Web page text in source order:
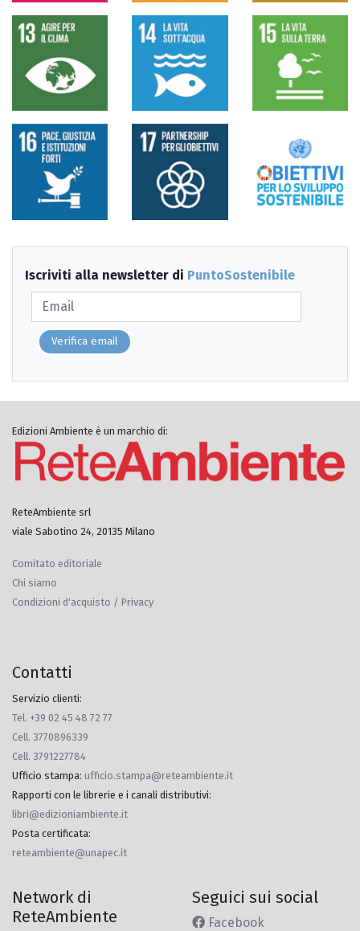
Iscriviti alla newsletter di PuntoSostenibile
Verifica email
Edizioni Ambiente è un marchio di:
ReteAmbiente srl
viale Sabotino 24, 20135 Milano
Comitato editoriale
Chi siamo
Condizioni d'acquisto / Privacy
Contatti
Servizio clienti:
Tel. +39 02 45 48 72 77
Cell. 3770896339
Cell. 3791227784
Ufficio stampa: ufficio.stampa@reteambiente.it
Rapporti con le librerie e i canali distributivi:
libri@edizioniambiente.it
Posta certificata:
reteambiente@unapec.it
Network di
ReteAmbiente
Seguici sui social
Facebook